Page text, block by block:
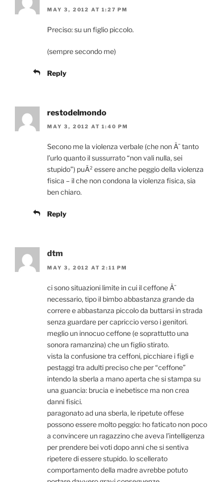
MAY 3, 2012 AT 1:27 PM
Preciso: su un figlio piccolo.
(sempre secondo me)
Reply
restodelmondo
MAY 3, 2012 AT 1:40 PM
Secono me la violenza verbale (che non Ã¨ tanto
l’urlo quanto il sussurrato “non vali nulla, sei
stupido”) puÃ² essere anche peggio della violenza
fisica – il che non condona la violenza fisica, sia
ben chiaro.
Reply
dtm
MAY 3, 2012 AT 2:11 PM
ci sono situazioni limite in cui il ceffone Ã¨
necessario, tipo il bimbo abbastanza grande da
correre e abbastanza piccolo da buttarsi in strada
senza guardare per capriccio verso i genitori.
meglio un innocuo ceffone (e soprattutto una
sonora ramanzina) che un figlio stirato.
vista la confusione tra ceffoni, picchiare i figli e
pestaggi tra adulti preciso che per “ceffone”
intendo la sberla a mano aperta che si stampa su
una guancia: brucia e inebetisce ma non crea
danni fisici.
paragonato ad una sberla, le ripetute offese
possono essere molto peggio: ho faticato non poco
a convincere un ragazzino che aveva l’intelligenza
per prendere bei voti dopo anni che si sentiva
ripetere di essere stupido. lo scellerato
comportamento della madre avrebbe potuto